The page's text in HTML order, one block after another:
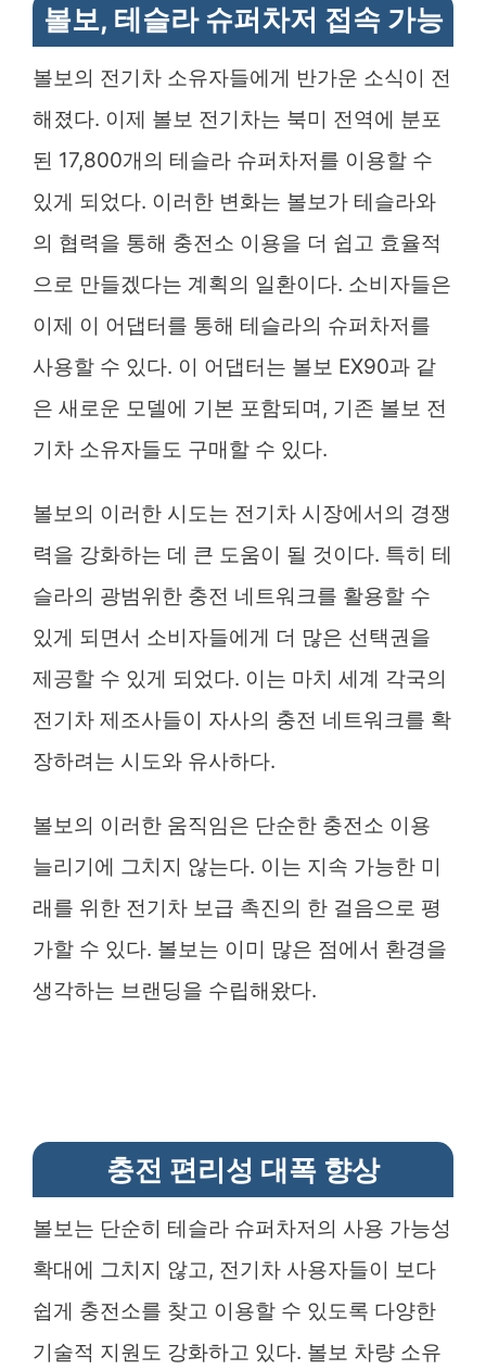
볼보, 테슬라 슈퍼차저 접속 가능
볼보의 전기차 소유자들에게 반가운 소식이 전
해졌다. 이제 볼보 전기차는 북미 전역에 분포
된 17,800개의 테슬라 슈퍼차저를 이용할 수
있게 되었다. 이러한 변화는 볼보가 테슬라와
의 협력을 통해 충전소 이용을 더 쉽고 효율적
으로 만들겠다는 계획의 일환이다. 소비자들은
이제 이 어댑터를 통해 테슬라의 슈퍼차저를
사용할 수 있다. 이 어댑터는 볼보 EX90과 같
은 새로운 모델에 기본 포함되며, 기존 볼보 전
기차 소유자들도 구매할 수 있다.
볼보의 이러한 시도는 전기차 시장에서의 경쟁
력을 강화하는 데 큰 도움이 될 것이다. 특히 테
슬라의 광범위한 충전 네트워크를 활용할 수
있게 되면서 소비자들에게 더 많은 선택권을
제공할 수 있게 되었다. 이는 마치 세계 각국의
전기차 제조사들이 자사의 충전 네트워크를 확
장하려는 시도와 유사하다.
볼보의 이러한 움직임은 단순한 충전소 이용
늘리기에 그치지 않는다. 이는 지속 가능한 미
래를 위한 전기차 보급 촉진의 한 걸음으로 평
가할 수 있다. 볼보는 이미 많은 점에서 환경을
생각하는 브랜딩을 수립해왔다.
충전 편리성 대폭 향상
볼보는 단순히 테슬라 슈퍼차저의 사용 가능성
확대에 그치지 않고, 전기차 사용자들이 보다
쉽게 충전소를 찾고 이용할 수 있도록 다양한
기술적 지원도 강화하고 있다. 볼보 차량 소유